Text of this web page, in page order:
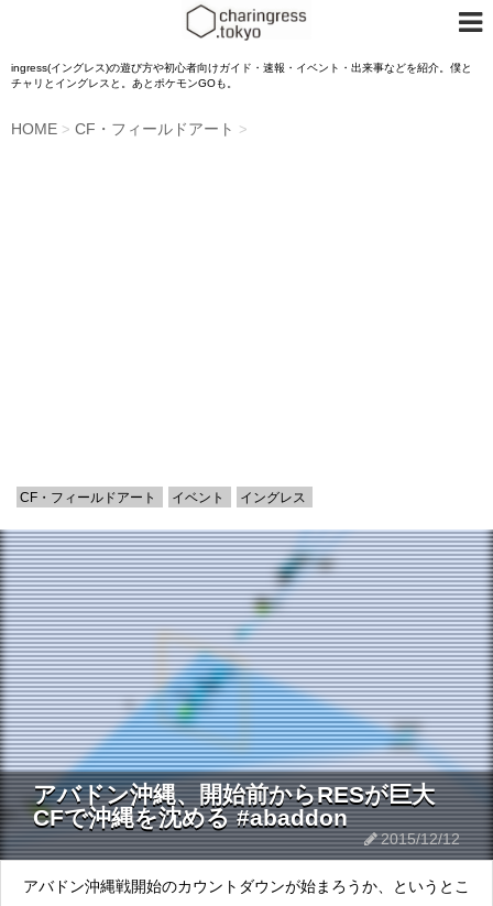
ingress(イングレス)の遊び方や初心者向けガイド・速報・イベント・出来事などを紹介。僕と
チャリとイングレスと。あとポケモンGOも。
HOME > CF・フィールドアート >
CF・フィールドアート イベント イングレス
アバドン沖縄、開始前からRESが巨大
CFで沖縄を沈める #abaddon
2015/12/12
アバドン沖縄戦開始のカウントダウンが始まろうか、というとこ